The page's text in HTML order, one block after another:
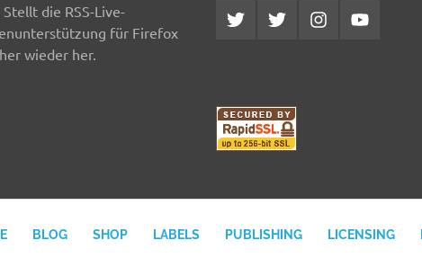
Stellt die RSS-Live-
für Firefox
wieder her.
Twitter
MCDP
Twitter
Musicradiostation
InstagramYouTube
BLOG SHOP LABELS PUBLISHING LICENSING